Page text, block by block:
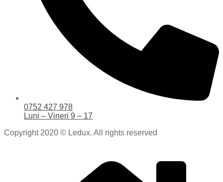
0752 427 978
Luni – Vineri 9 – 17
Copyright 2020 © Ledux. All rights reserved